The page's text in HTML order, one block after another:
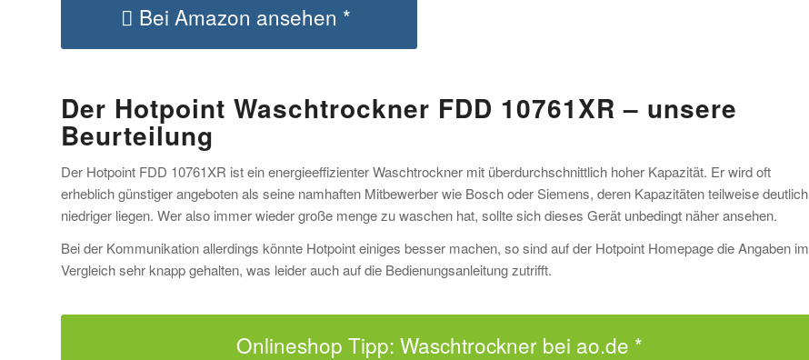
Bei Amazon ansehen *
Der Hotpoint Waschtrockner FDD 10761XR – unsere
Beurteilung
Der Hotpoint FDD 10761XR ist ein energieeffizienter Waschtrockner mit überdurchschnittlich hoher Kapazität. Er wird oft
erheblich günstiger angeboten als seine namhaften Mitbewerber wie Bosch oder Siemens, deren Kapazitäten teilweise deutlich
niedriger liegen. Wer also immer wieder große menge zu waschen hat, sollte sich dieses Gerät unbedingt näher ansehen.
Bei der Kommunikation allerdings könnte Hotpoint einiges besser machen, so sind auf der Hotpoint Homepage die Angaben im
Vergleich sehr knapp gehalten, was leider auch auf die Bedienungsanleitung zutrifft.
Onlineshop Tipp: Waschtrockner bei ao.de *